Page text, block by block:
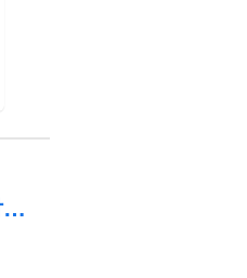
Ｆペイス Ｒ－ダイナミック ＨＳＥ Ｐ４００ｅ 新車保証継承付 ＰＨＥＶ ２１ＡＷ サンＲ コールドクライメートＰ アンビエント ３６０／３Ｄビュー フル液晶メーター 置充電 ＭＥＲＩＤＩＡＮ音響 ドラレコＦＲ マッサージ 後席電動リクライニング